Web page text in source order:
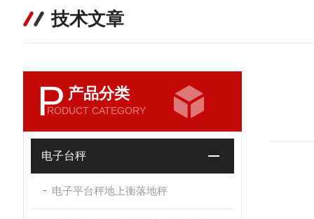
技术文章
P 产品分类
RODUCT CATEGORY
电子台秤
电子平台秤地上衡落地秤